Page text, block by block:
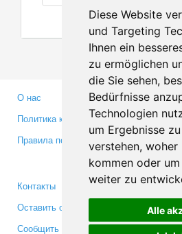
Diese Website
und Targeting
Ihnen ein
zu ermöglichen
die Sie sehen,
Bedürfnisse
Technologien
um Ergebnisse
verstehen, woher
kommen oder
weiter zu
Alle
О нас
Политика конфиденциальности
Правила пользования
Контакты
Оставить отзыв
Сообщить об ошибке